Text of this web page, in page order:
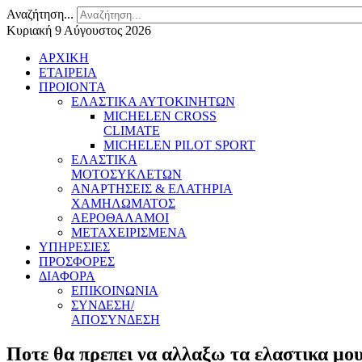
Αναζήτηση...
Κυριακή 9 Αύγουστος 2026
ΑΡΧΙΚΗ
ΕΤΑΙΡΕΙΑ
ΠΡΟΙΟΝΤΑ
ΕΛΑΣΤΙΚΑ ΑΥΤΟΚΙΝΗΤΩΝ
MICHELEN CROSS
CLIMATE
MICHELEN PILOT SPORT
ΕΛΑΣΤΙΚΑ
ΜΟΤΟΣΥΚΛΕΤΩΝ
ΑΝΑΡΤΗΣΕΙΣ & ΕΛΑΤΗΡΙΑ
ΧΑΜΗΛΩΜΑΤΟΣ
ΑΕΡΟΘΑΛΑΜΟΙ
ΜΕΤΑΧΕΙΡΙΣΜΕΝΑ
ΥΠΗΡΕΣΙΕΣ
ΠΡΟΣΦΟΡΕΣ
ΔΙΑΦΟΡΑ
ΕΠΙΚΟΙΝΩΝΙΑ
ΣΥΝΔΕΣΗ/
ΑΠΟΣΥΝΔΕΣΗ
Ποτε θα πρεπει να αλλαξω τα ελαστικα